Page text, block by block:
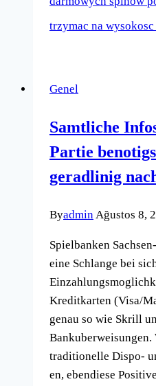
trzymac na
Genel
Samtliche
Partie
geradlinig
ByadminAğustos 8,
Spielbanken
eine Schlange bei
Kreditkarten (Visa/
genau so wie Skrill
traditionelle Dispo-
en, ebendiese